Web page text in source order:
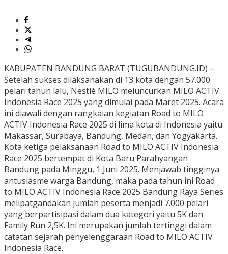
KABUPATEN BANDUNG BARAT (TUGUBANDUNG.ID) –
Setelah sukses dilaksanakan di 13 kota dengan 57.000
pelari tahun lalu, Nestlé MILO meluncurkan MILO ACTIV
Indonesia Race 2025 yang dimulai pada Maret 2025. Acara
ini diawali dengan rangkaian kegiatan Road to MILO
ACTIV Indonesia Race 2025 di lima kota di Indonesia yaitu
Makassar, Surabaya, Bandung, Medan, dan Yogyakarta.
Kota ketiga pelaksanaan Road to MILO ACTIV Indonesia
Race 2025 bertempat di Kota Baru Parahyangan
Bandung pada Minggu, 1 Juni 2025. Menjawab tingginya
antusiasme warga Bandung, maka pada tahun ini Road
to MILO ACTIV Indonesia Race 2025 Bandung Raya Series
melipatgandakan jumlah peserta menjadi 7.000 pelari
yang berpartisipasi dalam dua kategori yaitu 5K dan
Family Run 2,5K. Ini merupakan jumlah tertinggi dalam
catatan sejarah penyelenggaraan Road to MILO ACTIV
Indonesia Race.